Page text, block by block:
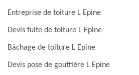
Entreprise de toiture L Epine
Devis fuite de toiture L Epine
Bâchage de toiture L Epine
Devis pose de gouttière L Epine